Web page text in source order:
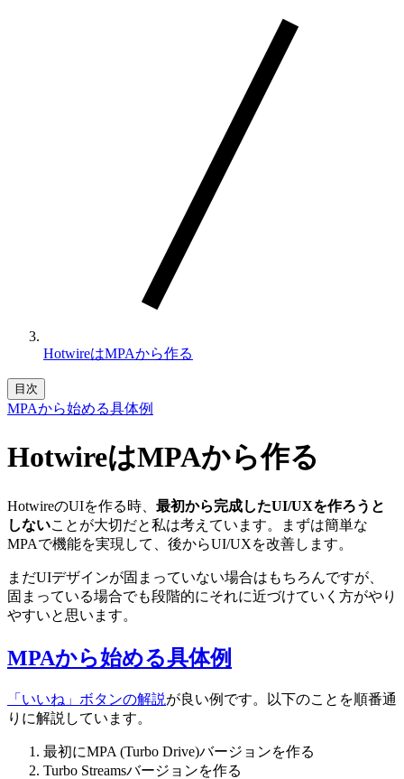
HotwireはMPAから作る
目次
MPAから始める具体例
HotwireはMPAから作る
HotwireのUIを作る時、 最初から完成したUI/UXを作ろうと
しないことが大切だと私は考えています。まずは簡単な
MPAで機能を実現して、後からUI/UXを改善します。
まだUIデザインが固まっていない場合はもちろんですが、
固まっている場合でも段階的にそれに近づけていく方がやり
やすいと思います。
MPAから始める具体例
「いいね」ボタンの解説が良い例です。以下のことを順番通
りに解説しています。
最初にMPA (Turbo Drive)バージョンを作る
Turbo Streamsバージョンを作る